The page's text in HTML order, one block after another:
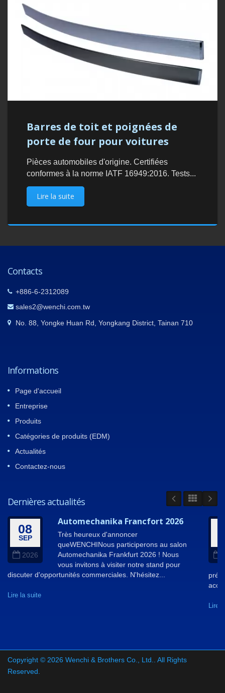
Barres de toit et poignées de
porte de four pour voitures
Pièces automobiles d'origine. Certifiées
conformes à la norme IATF 16949:2016. Tests...
Lire la suite
Contacts
+886-6-2312089
sales2@wenchi.com.tw
No. 88, Yongke Huan Rd, Yongkang District, Tainan 710
Informations
Page d'accueil
Entreprise
Produits
Catégories de produits (EDM)
Actualités
Contactez-nous
Dernières actualités
08
SEP
2026
Automechanika Francfort 2026
Très heureux d'annoncer
queWENCHINous participerons au salon
Automechanika Frankfurt 2026 ! Nous
vous invitons à visiter notre stand pour
discuter d'opportunités commerciales. N'hésitez...
Lire la suite
Lire
Copyright © 2026 Wenchi & Brothers Co., Ltd.
. All Rights
Reserved.